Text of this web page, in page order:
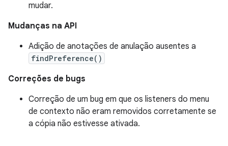
mudar.
Mudanças na API
Adição de anotações de anulação ausentes a
findPreference()
Correções de bugs
Correção de um bug em que os listeners do menu
de contexto não eram removidos corretamente se
a cópia não estivesse ativada.